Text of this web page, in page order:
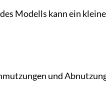
Modells kann ein
und